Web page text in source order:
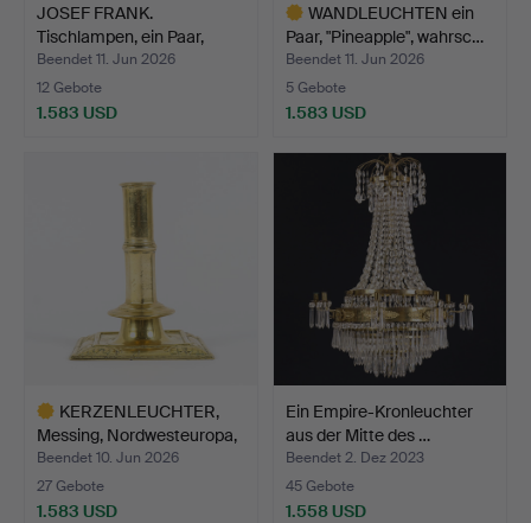
JOSEF FRANK.
Tischlampen, ein Paar,
Modell…
Beendet 11. Jun 2026
12 Gebote
1.583 USD
WANDLEUCHTEN ein
Paar, "Pineapple", wahrsc…
Beendet 11. Jun 2026
5 Gebote
1.583 USD
KERZENLEUCHTER,
Messing, Nordwesteuropa,
w…
Beendet 10. Jun 2026
27 Gebote
1.583 USD
Ein Empire-Kronleuchter
aus der Mitte des …
Beendet 2. Dez 2023
45 Gebote
1.558 USD